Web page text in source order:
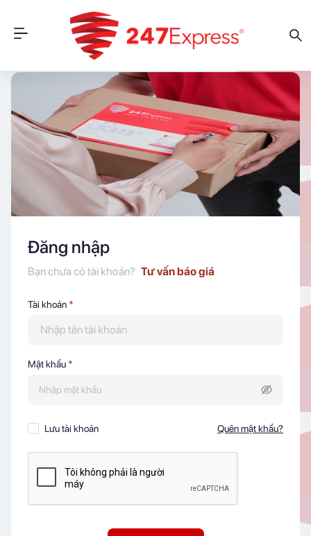
Đăng nhập
Bạn chưa có tài khoản? Tư vấn báo giá
Tài khoản *
Mật khẩu *
Lưu tài khoản Quên mật khẩu?